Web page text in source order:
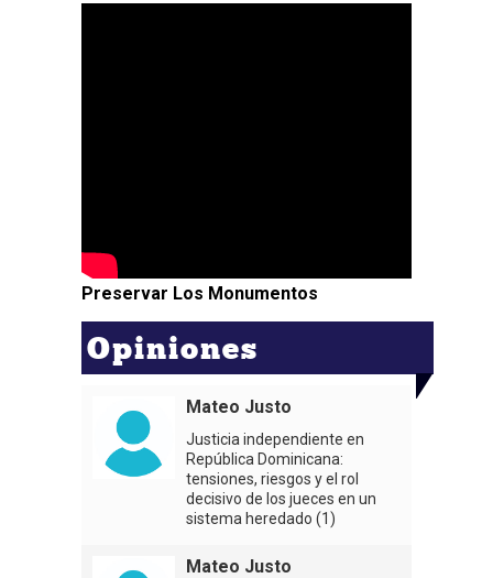
Preservar Los Monumentos
Opiniones
Mateo Justo
Justicia independiente en
República Dominicana:
tensiones, riesgos y el rol
decisivo de los jueces en un
sistema heredado (1)
Mateo Justo